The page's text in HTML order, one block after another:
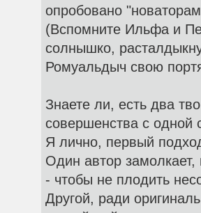
опробовано
(Вспомните Ильфа и
солнышко,
Ромуальдыч свою
Знаете ли, есть два
совершенства с одной
Я лично, первый
Один автор замолкает,
- чтобы не плодить
Другой, ради